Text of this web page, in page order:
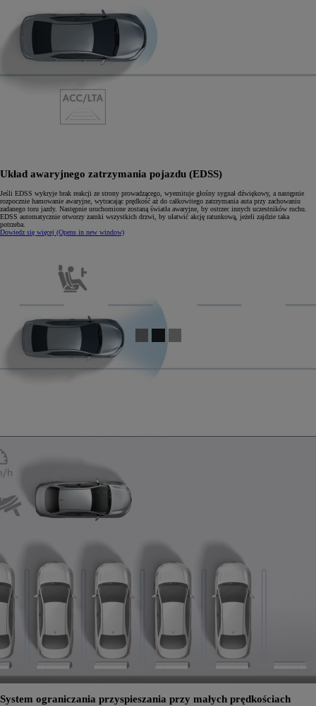
Układ awaryjnego zatrzymania pojazdu (EDSS)
Jeśli EDSS wykryje brak reakcji ze strony prowadzącego, wyemituje głośny sygnał dźwiękowy, a następnie
rozpocznie hamowanie awaryjne, wytracając prędkość aż do całkowitego zatrzymania auta przy zachowaniu
zadanego toru jazdy. Następnie uruchomione zostaną światła awaryjne, by ostrzec innych uczestników ruchu.
EDSS automatycznie otworzy zamki wszystkich drzwi, by ułatwić akcję ratunkową, jeżeli zajdzie taka
potrzeba.
Dowiedz się więcej (Opens in new window)
System ograniczania przyspieszania przy małych prędkościach